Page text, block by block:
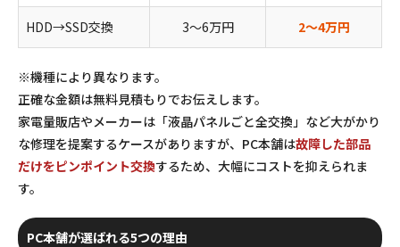
HDD→SSD交換 3〜6万円 2〜4万円
※機種により異なります。
正確な金額は無料見積もりでお伝えします。
家電量販店やメーカーは「液晶パネルごと全交換」など大がかり
な修理を提案するケースがありますが、PC本舗は故障した部品
だけをピンポイント交換するため、大幅にコストを抑えられま
す。
PC本舗が選ばれる5つの理由